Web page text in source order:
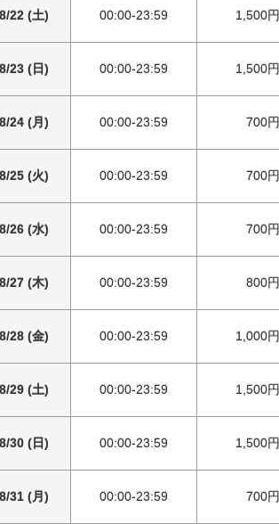
8/22 (土) 00:00-23:59 1,500円
8/23 (日) 00:00-23:59 1,500円
8/24 (月) 00:00-23:59 700円
8/25 (火) 00:00-23:59 700円
8/26 (水) 00:00-23:59 700円
8/27 (木) 00:00-23:59 800円
8/28 (金) 00:00-23:59 1,000円
8/29 (土) 00:00-23:59 1,500円
8/30 (日) 00:00-23:59 1,500円
8/31 (月) 00:00-23:59 700円